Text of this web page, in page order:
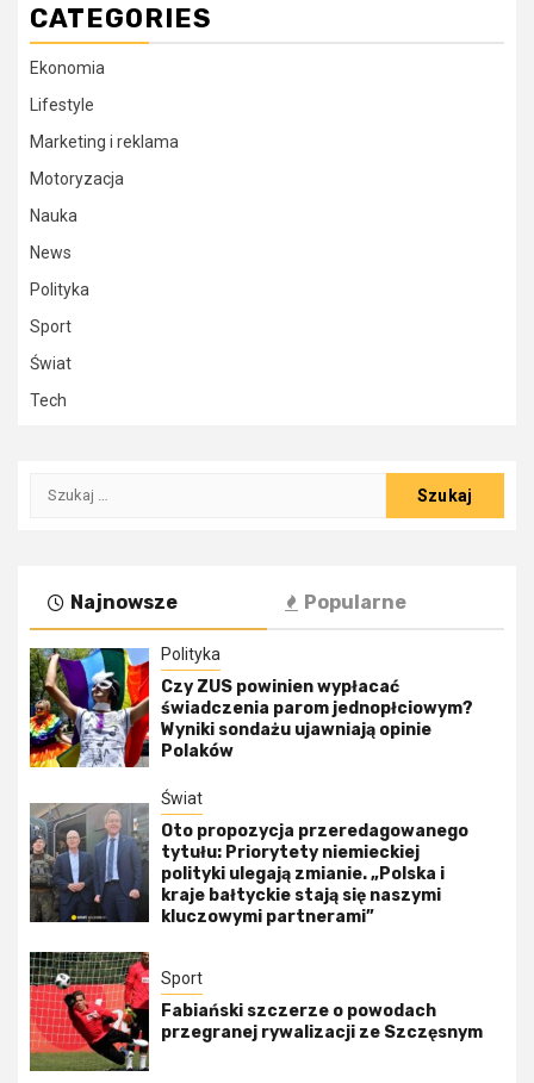
CATEGORIES
Ekonomia
Lifestyle
Marketing i reklama
Motoryzacja
Nauka
News
Polityka
Sport
Świat
Tech
Szukaj:
Najnowsze Popularne
Polityka
Czy ZUS powinien wypłacać
świadczenia parom jednopłciowym?
Wyniki sondażu ujawniają opinie
Polaków
Świat
Oto propozycja przeredagowanego
tytułu: Priorytety niemieckiej
polityki ulegają zmianie. „Polska i
kraje bałtyckie stają się naszymi
kluczowymi partnerami”
Sport
Fabiański szczerze o powodach
przegranej rywalizacji ze Szczęsnym